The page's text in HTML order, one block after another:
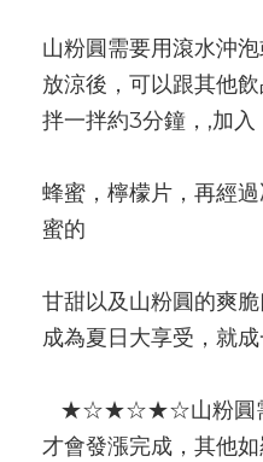
山粉圓需要用滾水沖
放涼後，可以跟其他
拌一拌約3分鐘，,加入
蜂蜜，檸檬片，再經
蜜的
甘甜以及山粉圓的爽
成為夏日大享受，就
才會發漲完成，其他